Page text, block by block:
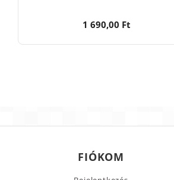
1 690,00 Ft
FIÓKOM